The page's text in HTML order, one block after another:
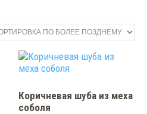
Коричневая шуба из меха
соболя